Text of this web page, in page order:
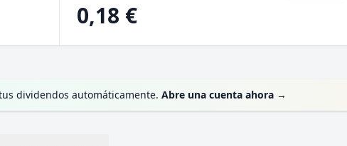
0,18 €
dividendos automáticamente. Abre una cuenta ahora →